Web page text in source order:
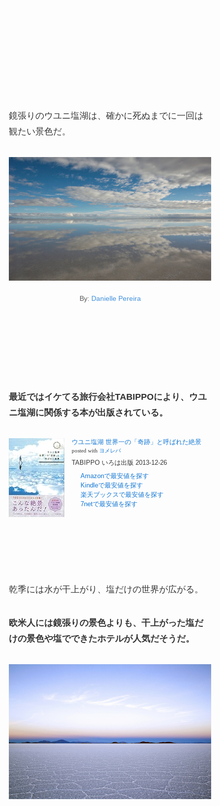
鏡張りのウユニ塩湖は、確かに死ぬまでに一回は
観たい景色だ。
By: Danielle Pereira
最近ではイケてる旅行会社TABIPPOにより、ウユ
ニ塩湖に関係する本が出版されている。
ウユニ塩湖 世界一の「奇跡」と呼ばれた絶景
posted with ヨメレバ
TABIPPO いろは出版 2013-12-26
Amazonで最安値を探す
Kindleで最安値を探す
楽天ブックスで最安値を探す
7netで最安値を探す
乾季には水が干上がり、塩だけの世界が広がる。
欧米人には鏡張りの景色よりも、干上がった塩だ
けの景色や塩でできたホテルが人気だそうだ。